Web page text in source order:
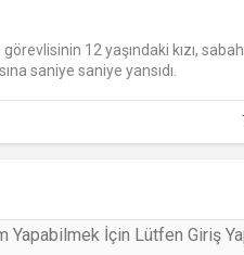
12 yaşındaki kızı,
saniye saniye yansıdı.